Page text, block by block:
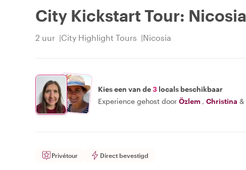
City Kickstart Tour: Nicosia
2 uur City Highlight Tours Nicosia
Kies een van de3 locals beschikbaar
Experience gehost door Özlem , Christina &
Privétour Direct bevestigd